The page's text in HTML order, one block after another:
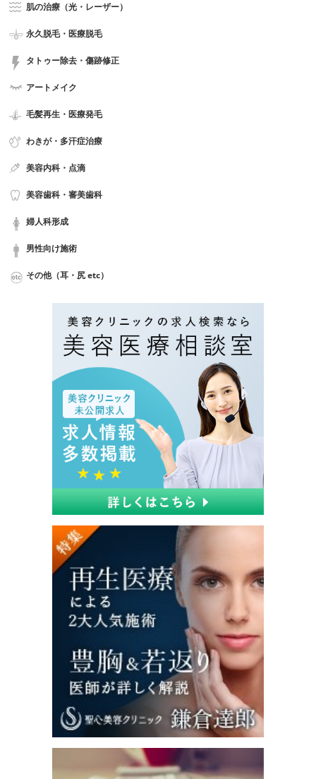
肌の治療（光・レーザー）
永久脱毛・医療脱毛
タトゥー除去・傷跡修正
アートメイク
毛髪再生・医療発毛
わきが・多汗症治療
美容内科・点滴
美容歯科・審美歯科
婦人科形成
男性向け施術
その他（耳・尻 etc）